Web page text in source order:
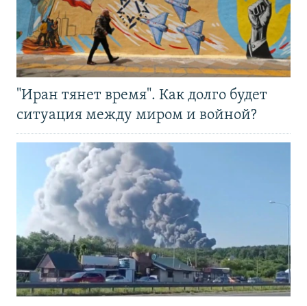
"Иран тянет время". Как долго будет
ситуация между миром и войной?